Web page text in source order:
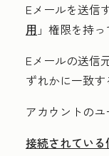
Eメールを送信
用 」権限を持っ
Eメールの送信
ずれかに一致す
アカウントのユ
接続されてい